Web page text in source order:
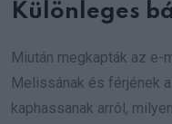
Különleges
Miután megkapták az e-
Melissának és férjének
kaphassanak arról,